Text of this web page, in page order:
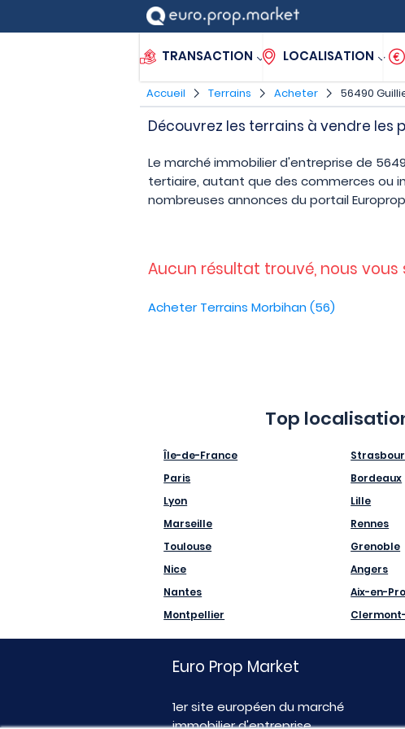
TRANSACTION LOCALISATION
Accueil Terrains Acheter 56490
Découvrez les terrains à vendre
Le marché immobilier d'entreprise de
tertiaire, autant que des commerces ou
nombreuses annonces du portail
Aucun résultat trouvé, nous vous
Acheter Terrains Morbihan (56)
Top
Île-de-France
Paris
Lyon
Marseille
Toulouse
Nice
Nantes
Montpellier
Bordeaux
Lille
Rennes
Grenoble
Angers
Aix-en-
Euro Prop Market
1er site européen du marché